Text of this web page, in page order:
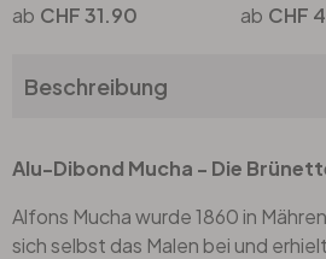
CHF 31.90
CHF
Beschreibung
Alu-Dibond Mucha - Die
Alfons Mucha wurde 1860 in
sich selbst das Malen bei und